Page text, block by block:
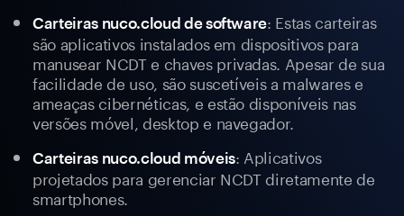
Carteiras nuco.cloud de software: Estas carteiras
são aplicativos instalados em dispositivos para
manusear NCDT e chaves privadas. Apesar de sua
facilidade de uso, são suscetíveis a malwares e
ameaças cibernéticas, e estão disponíveis nas
versões móvel, desktop e navegador.
Carteiras nuco.cloud móveis: Aplicativos
projetados para gerenciar NCDT diretamente de
smartphones.